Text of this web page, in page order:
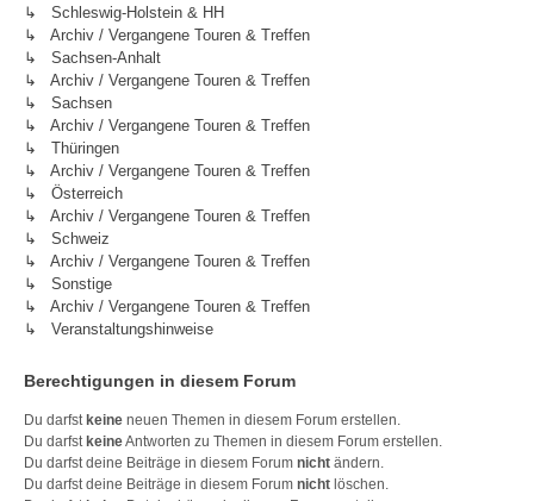
↳ Schleswig-Holstein & HH
↳ Archiv / Vergangene Touren & Treffen
↳ Sachsen-Anhalt
↳ Archiv / Vergangene Touren & Treffen
↳ Sachsen
↳ Archiv / Vergangene Touren & Treffen
↳ Thüringen
↳ Archiv / Vergangene Touren & Treffen
↳ Österreich
↳ Archiv / Vergangene Touren & Treffen
↳ Schweiz
↳ Archiv / Vergangene Touren & Treffen
↳ Sonstige
↳ Archiv / Vergangene Touren & Treffen
↳ Veranstaltungshinweise
Berechtigungen in diesem Forum
Du darfst keine neuen Themen in diesem Forum erstellen.
Du darfst keineAntworten zu Themen in diesem Forum erstellen.
Du darfst deine Beiträge in diesem Forum nicht ändern.
Du darfst deine Beiträge in diesem Forum nicht löschen.